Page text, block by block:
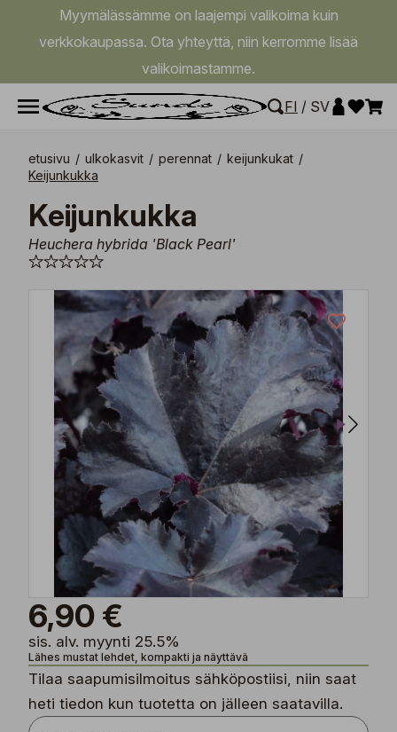
Myymälässämme on laajempi valikoima kuin
verkkokaupassa. Ota yhteyttä, niin kerromme lisää
valikoimastamme.
FI / SV
etusivu / ulkokasvit / perennat / keijunkukat /
Keijunkukka
Keijunkukka
Heuchera hybrida 'Black Pearl'
6,90 €
sis. alv. myynti 25.5%
Lähes mustat lehdet, kompakti ja näyttävä
Tilaa saapumisilmoitus sähköpostiisi, niin saat
heti tiedon kun tuotetta on jälleen saatavilla.